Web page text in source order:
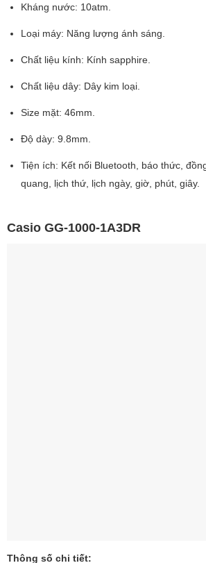
Kháng nước: 10atm.
Loại máy: Năng lượng ánh sáng.
Chất liệu kính: Kính sapphire.
Chất liệu dây: Dây kim loại.
Size mặt: 46mm.
Độ dày: 9.8mm.
Tiện ích: Kết nối Bluetooth, báo thức,
quang, lịch thứ, lịch ngày, giờ, phút, giây.
Casio GG-1000-1A3DR
Thông số chi tiết: